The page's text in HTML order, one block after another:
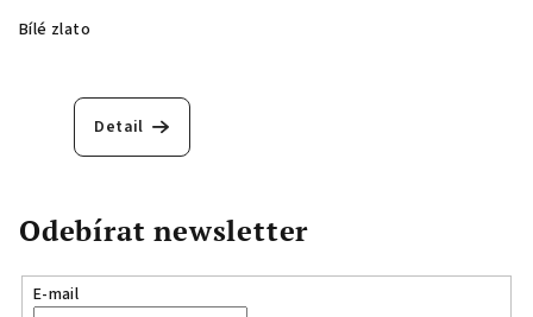
Bílé zlato
Detail
Odebírat newsletter
E-mail